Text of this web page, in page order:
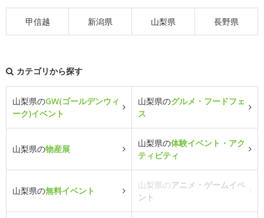
甲信越 新潟県 山梨県 長野県
カテゴリから探す
山梨県のGW(ゴールデンウィ
ーク)イベント
山梨県のグルメ・フードフェ
ス
山梨県の物産展
山梨県の体験イベント・アク
ティビティ
山梨県の無料イベント
山梨県のアニメ・ゲームイベ
ント